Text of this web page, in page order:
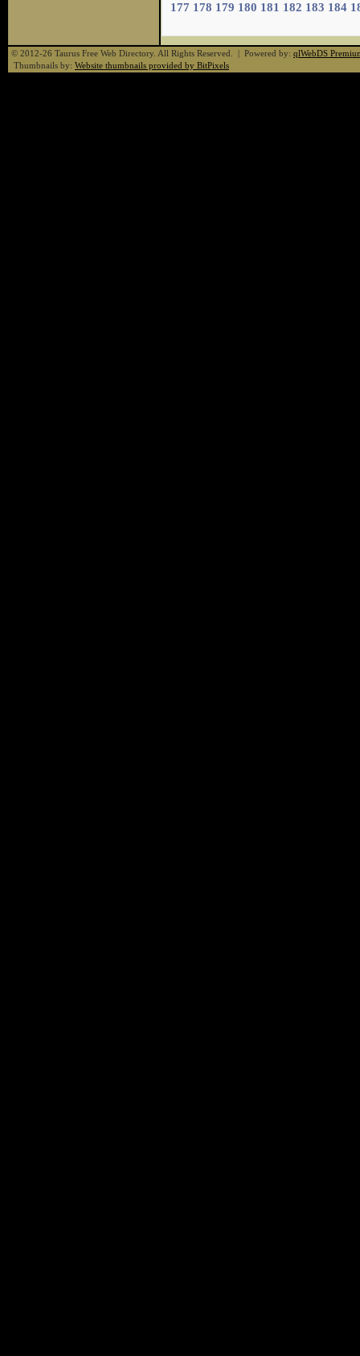
177 178 179 180 181 182 183 184
© 2012-26 Taurus Free Web Directory. All Rights Reserved. | Powered by: qlWebDS
Thumbnails by: Website thumbnails provided by BitPixels